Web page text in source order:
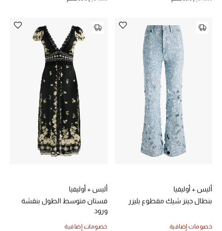
أليس + أوليفيا
بنطال جينز شيك مقطوع بليزر
خصومات إضافية
أليس + أوليفيا
فستان متوسط الطول بنقشة
ورود
خصومات إضافية